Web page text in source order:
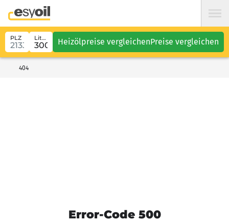
PLZ Liter Heizölpreise vergleichenPreise vergleichen
404
Error-Code 500